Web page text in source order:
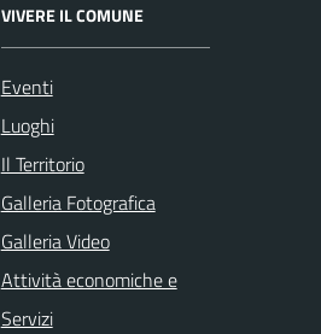
VIVERE IL COMUNE
Eventi
Luoghi
Il Territorio
Galleria Fotografica
Galleria Video
Attività economiche e
Servizi